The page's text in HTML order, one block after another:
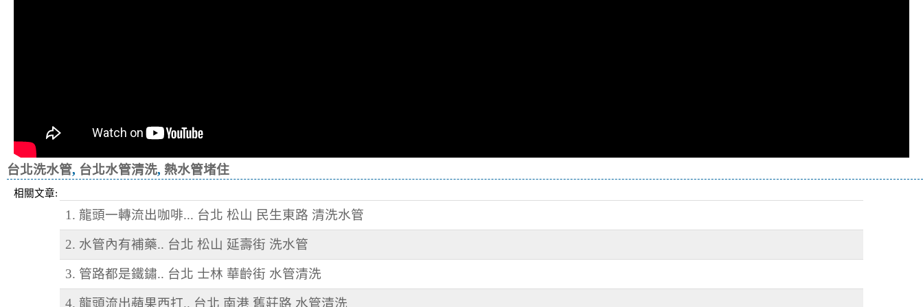
台北洗水管, 台北水管清洗, 熱水管堵住
相關文章:
1. 龍頭一轉流出咖啡... 台北 松山 民生東路 清洗水管
2. 水管內有補藥.. 台北 松山 延壽街 洗水管
3. 管路都是鐵鏽.. 台北 士林 華齡街 水管清洗
4. 龍頭流出蘋果西打.. 台北 南港 舊莊路 水管清洗